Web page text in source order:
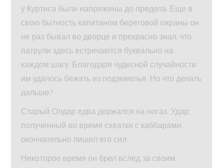
у Куртиса были напряжены до предела. Еще в
свою бытность капитаном береговой охраны он
не раз бывал во дворце и прекрасно знал, что
патрули здесь встречаются буквально на
каждом шагу. Благодаря чудесной случайности
им удалось бежать из подземелья. Но что делать
дальше?
Старый Олдар едва держался на ногах. Удар,
полученный во время схватки с каббарами,
окончательно лишил его сил.
Некоторое время он брел вслед за своим